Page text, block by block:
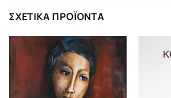
ΣΧΕΤΙΚΆ ΠΡΟΪΌΝΤΑ